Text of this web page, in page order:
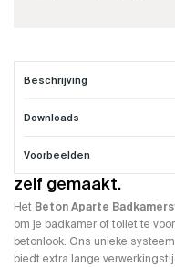
Beschrijving
Downloads
Voorbeelden
Badkamer Beton
Een professionele
zelf gemaakt.
Het Beton Aparte
om je badkamer of toilet te
betonlook. Ons unieke
biedt extra lange